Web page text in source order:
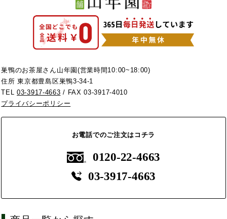
巣鴨のお茶屋さん山年園(営業時間10:00~18:00)
住所 東京都豊島区巣鴨3-34-1
TEL03-3917-4663 / FAX 03-3917-4010
プライバシーポリシー
お電話でのご注文はコチラ
0120-22-4663
03-3917-4663